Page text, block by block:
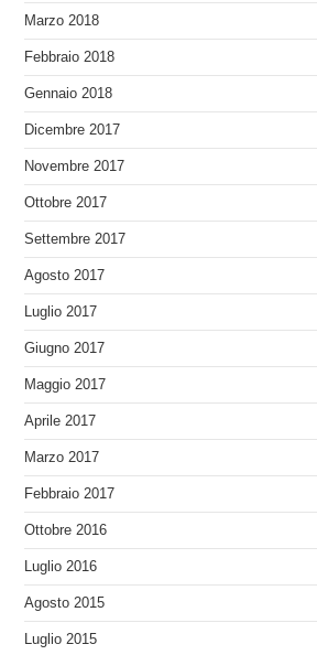
Marzo 2018
Febbraio 2018
Gennaio 2018
Dicembre 2017
Novembre 2017
Ottobre 2017
Settembre 2017
Agosto 2017
Luglio 2017
Giugno 2017
Maggio 2017
Aprile 2017
Marzo 2017
Febbraio 2017
Ottobre 2016
Luglio 2016
Agosto 2015
Luglio 2015